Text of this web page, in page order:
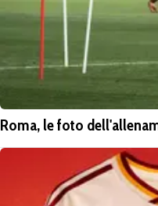
Roma, le foto